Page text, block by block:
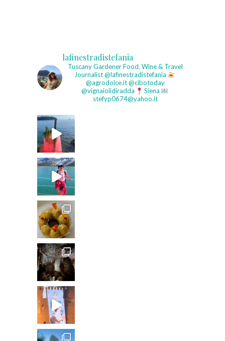
lafinestradistefania
Tuscany GardenerFood, Wine & Travel
Journalist@lafinestradistefania
@agrodolce.it @cibotoday
@vignaiolidiradda
Siena
stefyp0674@yahoo.it